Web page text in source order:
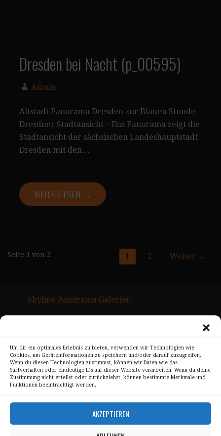
Um dir ein optimales Erlebnis zu bieten, verwenden wir Technologien wie
Cookies, um Geräteinformationen zu speichern und/oder darauf zuzugreifen.
Wenn du diesen Technologien zustimmst, können wir Daten wie das
Surfverhalten oder eindeutige IDs auf dieser Website verarbeiten. Wenn du deine
Zustimmung nicht erteilst oder zurückziehst, können bestimmte Merkmale und
Funktionen beeinträchtigt werden.
AKZEPTIEREN
Dresden bei Nacht (p_00595)
Admin
Altstadt Panorama Dresden zur Blauen Stunde
Dresdner Stadtansicht – Das Panorama zeigt die
Stadtansicht der sächsischen Landeshauptstadt
Dresden mit den…
WEITERLESEN →
Seite
Seite 1 von 2 1 2 Weiter →
Skyline Panorama Galerien
Kontakt
Alle Bilder unterliegen dem Urheberrecht von
All pictures © 2008 – 2026 by